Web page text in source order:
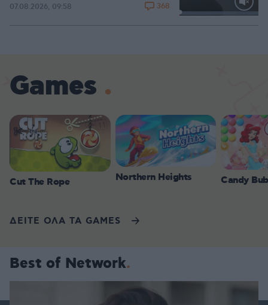
Loaded:
07.08.2026, 09:58 368
Games
Cut The Rope Northern Heights Candy
ΔΕΙΤΕ ΟΛΑ ΤΑ GAMES
Best of Network